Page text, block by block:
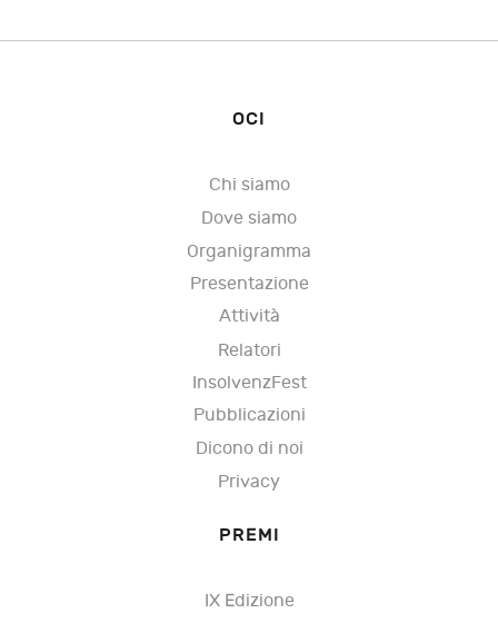
OCI
Chi siamo
Dove siamo
Organigramma
Presentazione
Attività
Relatori
InsolvenzFest
Pubblicazioni
Dicono di noi
Privacy
PREMI
IX Edizione